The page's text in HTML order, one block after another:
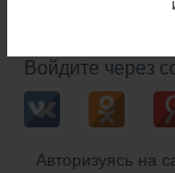
Войдите через
Авторизуясь на